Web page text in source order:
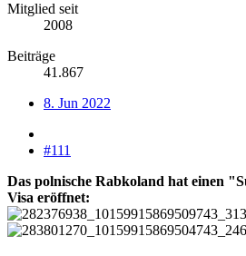
Mitglied seit
2008
Beiträge
41.867
8. Jun 2022
#111
Das polnische Rabkoland hat einen
Visa eröffnet: